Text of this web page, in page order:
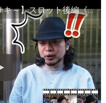
【嵐の壁 ＃10～嵐VS窪田サキ～】スロット後編《蒼天の拳 朋友、聖闘士星矢海皇覚醒SP、他》★推し！：50％・60％の壁